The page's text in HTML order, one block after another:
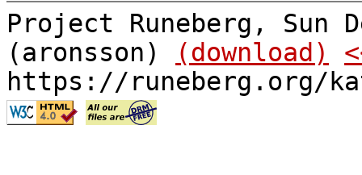
Project Runeberg, Sun
(aronsson)
(download)
https://runeberg.org/